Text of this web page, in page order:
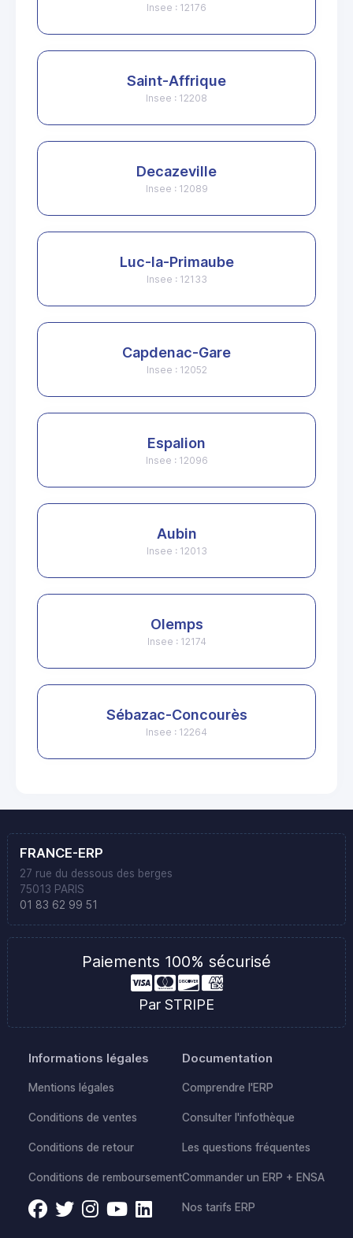
Insee : 12176
Saint-Affrique
Insee : 12208
Decazeville
Insee : 12089
Luc-la-Primaube
Insee : 12133
Capdenac-Gare
Insee : 12052
Espalion
Insee : 12096
Aubin
Insee : 12013
Olemps
Insee : 12174
Sébazac-Concourès
Insee : 12264
FRANCE-ERP
27 rue du dessous des berges
75013 PARIS
01 83 62 99 51
Paiements 100% sécurisé
Par STRIPE
Informations légales
Mentions légales
Conditions de ventes
Conditions de retour
Conditions de remboursement
Documentation
Comprendre l'ERP
Consulter l'infothèque
Les questions fréquentes
Commander un ERP + ENSA
Nos tarifs ERP